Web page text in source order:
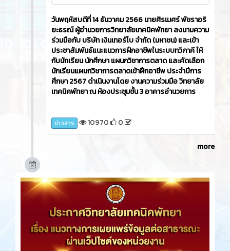
วันพฤหัสบดีที่ 14 ธันวาคม 2566​ นายศิรเมศร์ พัชราอริ
ยะธรณ์ ผู้อำนวยการวิทยาลัยเทคนิคพัทยา ลงนามความ
ร่วมมือกับ บริษัท เงินเทอร์โบ จำกัด (มหาชน) และเข้า
ประชาสัมพันธ์แนะแนวการฝึกอาชีพในระบบทวิภาคี ให้
กับนักเรียน นักศึกษา แผนกวิชาการตลาด และคัดเลือก
นักเรียนแผนกวิชาการตลาดเข้าฝึกอาชีพ ประจำปีการ
ศึกษา 2567 ดำเนินงานโดย งานความร่วมมือ วิทยาลัย
เทคนิคพัทยา ณ ห้องประชุมชั้น 3 อาคารอำนวยการ
ข่าวสาร 10970 0
more